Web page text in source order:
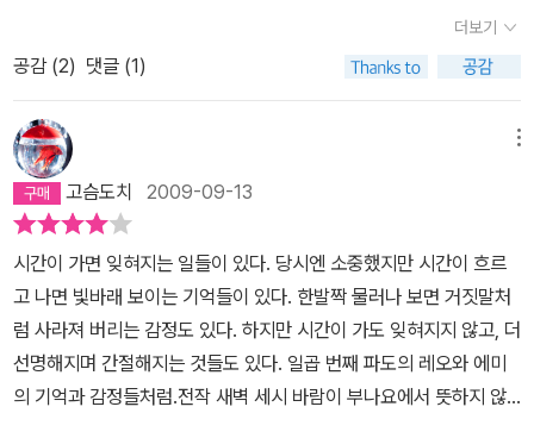
대한 '꿈'을 꾼다. 잔잔하고, 아무 일도 일어나지 않는 여섯번의 파도
다음에 일어날 일곱번째 파도는 허망한 '감정'안에서만 일어나는, 비
내고 있는 것이다. 레오가 그랬던 것처럼. 일곱번째 파도는 조심해야
해요. 일곱번째 파도는 예측할 수 없어요. 오랫동안 눈에 띄지 않게 단
조로운 도움닫기를 함께 하면서 앞선 파도들에 자신을 맞추지요. 하
지만 때로는 갑자기 밀려오기도 해요. 일곱번째 파도는 거리낌 없이,
천진하게, 반란을 일으키듯, 모든 것을 씻어내고 새로 만들어 놓아요.
일곱번째 파도 사전에 '예전'이란 없어요. '지금'만 있을 뿐. 그리고 그
뒤에는 모든 게 달라져요. 더 좋아질까요, 나빠질까요? 그건 그 파도
에 휩쓸리는 사람, 그 파도에 온전히 몸을 맡길 용기를 가진 사람만이
판단할 수 있겠지요.(256쪽) 이 두 권의 책, 모두 상당한 매력을 풍긴
론은??? 나쁘지 않다.생각해보니 그들에게 굉장히 좋은 결말이란게
무엇일까... 그다지 생각나는 것이 없다.작가도 고민되었을것 같다.하
지만 이 책의 결론은 매우 좋다할 순 없지만 나쁘지 않다고 평가할 순
있을 것 같다.책 제목이 일곱번째 파도인것은 중간에 에미가 휴가지
에서 레오에게 보낸 편지에 나와 있는데 그들의 삶도 우리의 인생도
일곱번째 파도와 닮았다는 생각을 했다.레오와 에미의 그 뒷 이야기.
리뷰보다는 직접 책을 읽고 느껴보는게 좋은 책이다. ^^꼭 새벽 세시,
바람이 부나요? 를 먼저 읽고 ~
더보기
공감 (2) 댓글 (1)
고슴도치 2009-09-13
시간이 가면 잊혀지는 일들이 있다. 당시엔 소중했지만 시간이 흐르
고 나면 빛바래 보이는 기억들이 있다. 한발짝 물러나 보면 거짓말처
럼 사라져 버리는 감정도 있다. 하지만 시간이 가도 잊혀지지 않고, 더
선명해지며 간절해지는 것들도 있다. 일곱 번째 파도의 레오와 에미
의 기억과 감정들처럼.전작 새벽 세시 바람이 부나요에서 뜻하지 않